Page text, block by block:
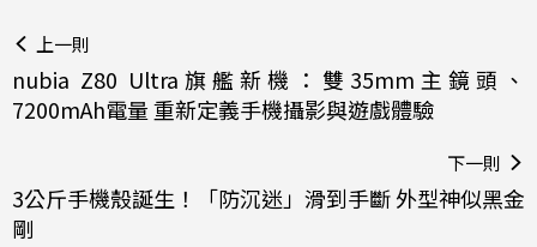
上一則
nubia Z80 Ultra旗艦新機：雙35mm主鏡頭、
7200mAh電量 重新定義手機攝影與遊戲體驗
下一則
3公斤手機殼誕生！「防沉迷」滑到手斷 外型神似黑金
剛